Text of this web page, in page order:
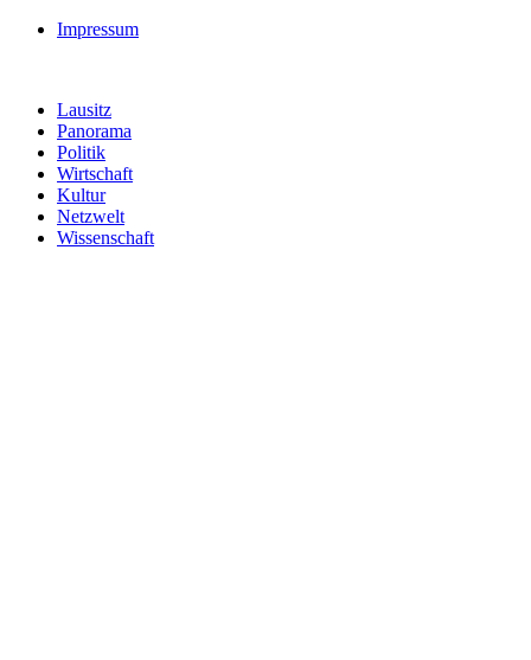
Impressum
Lausitz
Panorama
Politik
Wirtschaft
Kultur
Netzwelt
Wissenschaft